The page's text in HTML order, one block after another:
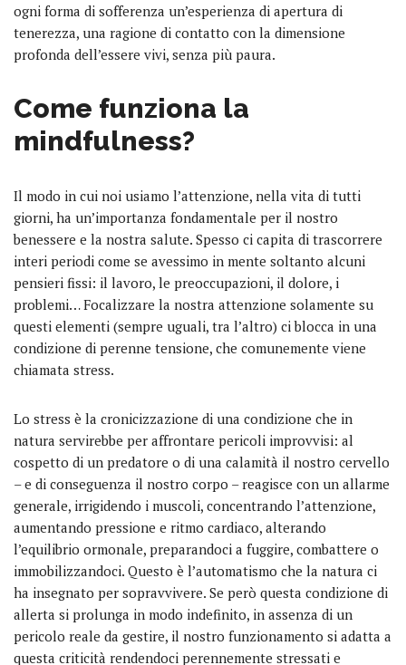
ogni forma di sofferenza un’esperienza di apertura di
tenerezza, una ragione di contatto con la dimensione
profonda dell’essere vivi, senza più paura.
Come funziona la
mindfulness?
Il modo in cui noi usiamo l’attenzione, nella vita di tutti
giorni, ha un’importanza fondamentale per il nostro
benessere e la nostra salute. Spesso ci capita di trascorrere
interi periodi come se avessimo in mente soltanto alcuni
pensieri fissi: il lavoro, le preoccupazioni, il dolore, i
problemi… Focalizzare la nostra attenzione solamente su
questi elementi (sempre uguali, tra l’altro) ci blocca in una
condizione di perenne tensione, che comunemente viene
chiamata stress.
Lo stress è la cronicizzazione di una condizione che in
natura servirebbe per affrontare pericoli improvvisi: al
cospetto di un predatore o di una calamità il nostro cervello
– e di conseguenza il nostro corpo – reagisce con un allarme
generale, irrigidendo i muscoli, concentrando l’attenzione,
aumentando pressione e ritmo cardiaco, alterando
l’equilibrio ormonale, preparandoci a fuggire, combattere o
immobilizzandoci. Questo è l’automatismo che la natura ci
ha insegnato per sopravvivere. Se però questa condizione di
allerta si prolunga in modo indefinito, in assenza di un
pericolo reale da gestire, il nostro funzionamento si adatta a
questa criticità rendendoci perennemente stressati e